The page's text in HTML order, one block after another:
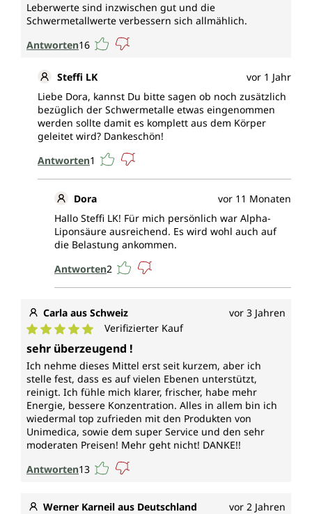
Leberwerte sind inzwischen gut und die
Schwermetallwerte verbessern sich allmählich.
Antworten16
Steffi LK
vor 1 Jahr
Liebe Dora, kannst Du bitte sagen ob noch zusätzlich
bezüglich der Schwermetalle etwas eingenommen
werden sollte damit es komplett aus dem Körper
geleitet wird? Dankeschön!
Antworten1
Dora
vor 11 Monaten
Hallo Steffi LK! Für mich persönlich war Alpha-
Liponsäure ausreichend. Es wird wohl auch auf
die Belastung ankommen.
Antworten2
Carla aus Schweiz vor 3 Jahren
Durchschnittliche Bewertung von 5 von 5 Sternen
Verifizierter Kauf
sehr überzeugend !
Ich nehme dieses Mittel erst seit kurzem, aber ich
stelle fest, dass es auf vielen Ebenen unterstützt,
reinigt. Ich fühle mich klarer, frischer, habe mehr
Energie, bessere Konzentration. Alles in allem bin ich
wiedermal top zufrieden mit den Produkten von
Unimedica, sowie dem super Service und den sehr
moderaten Preisen! Mehr geht nicht! DANKE!!
Antworten13
Werner Karneil aus Deutschland vor 2 Jahren